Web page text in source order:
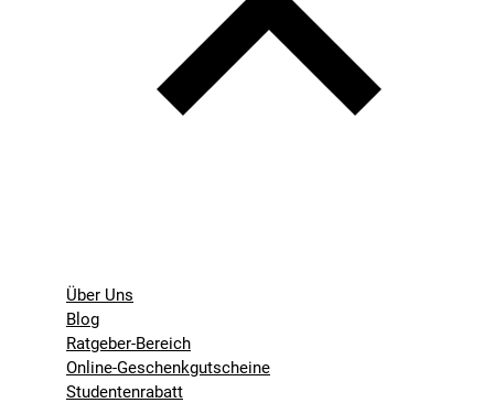
Über Uns
Blog
Ratgeber-Bereich
Online-Geschenkgutscheine
Studentenrabatt